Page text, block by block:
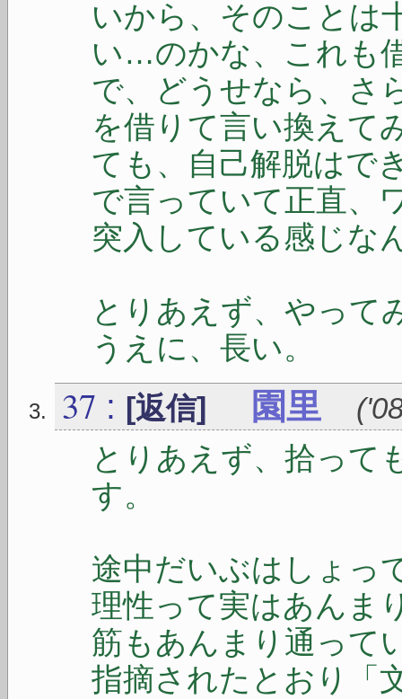
いから、そのことは
い…のかな、これも
で、どうせなら、さ
を借りて言い換えて
ても、自己解脱はで
で言っていて正直、
突入している感じな
とりあえず、やって
うえに、長い。
37 : [返信] 園里 (
とりあえず、拾って
す。
途中だいぶはしょっ
理性って実はあんま
筋もあんまり通って
指摘されたとおり「